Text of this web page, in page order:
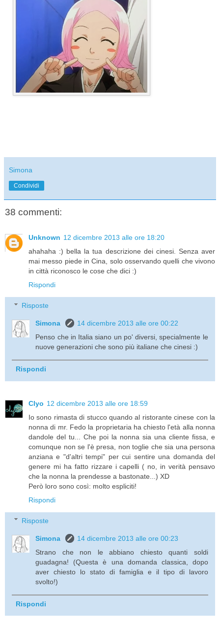
Simona
Condividi
38 commenti:
Unknown 12 dicembre 2013 alle ore 18:20
ahahaha :) bella la tua descrizione dei cinesi. Senza aver
mai messo piede in Cina, solo osservando quelli che vivono
in città riconosco le cose che dici :)
Rispondi
Risposte
Simona
14 dicembre 2013 alle ore 00:22
Penso che in Italia siano un po' diversi, specialmente le
nuove generazioni che sono più italiane che cinesi :)
Rispondi
Clyo 12 dicembre 2013 alle ore 18:59
Io sono rimasta di stucco quando al ristorante cinese con la
nonna di mr. Fedo la proprietaria ha chiesto l'età alla nonna
dandole del tu... Che poi la nonna sia una cliente fissa, e
comunque non se l'è presa, non toglie che sia una persona
anziana e "d'altri tempi" per cui sentire una domanda del
genere mi ha fatto rizzare i capelli ( no, in verità pensavo
che la nonna la prendesse a bastonate...) XD
Però loro sono così: molto espliciti!
Rispondi
Risposte
Simona
14 dicembre 2013 alle ore 00:23
Strano che non le abbiano chiesto quanti soldi
guadagna! (Questa è una domanda classica, dopo
aver chiesto lo stato di famiglia e il tipo di lavoro
svolto!)
Rispondi